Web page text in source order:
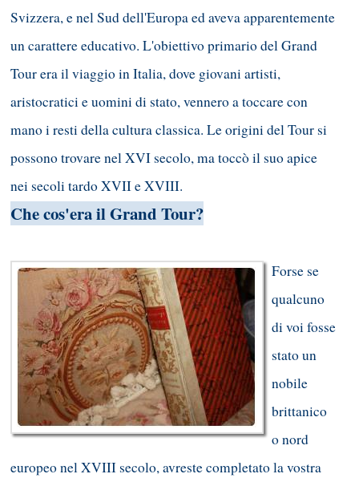
Svizzera, e nel Sud dell'Europa ed aveva apparentemente
un carattere educativo. L'obiettivo primario del Grand
Tour era il viaggio in Italia, dove giovani artisti,
aristocratici e uomini di stato, vennero a toccare con
mano i resti della cultura classica. Le origini del Tour si
possono trovare nel XVI secolo, ma toccò il suo apice
nei secoli tardo XVII e XVIII.
Che cos'era il Grand Tour?
Forse se
qualcuno
di voi fosse
stato un
nobile
brittanico
o nord
europeo nel XVIII secolo, avreste completato la vostra